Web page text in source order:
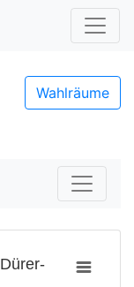
Wahlräume